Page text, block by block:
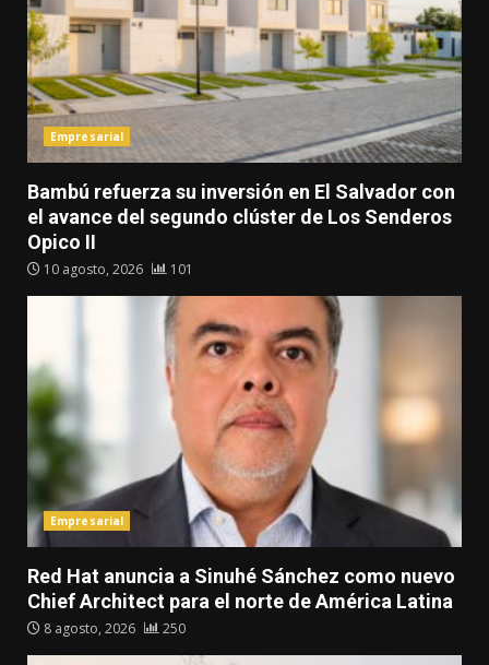
Empresarial
Bambú refuerza su inversión en El Salvador con
el avance del segundo clúster de Los Senderos
Opico II
10 agosto, 2026 101
Empresarial
Red Hat anuncia a Sinuhé Sánchez como nuevo
Chief Architect para el norte de América Latina
8 agosto, 2026 250